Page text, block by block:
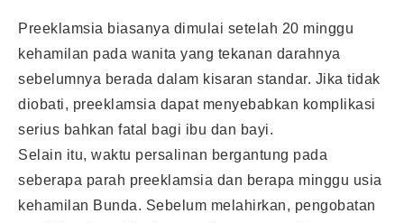
Preeklamsia biasanya dimulai setelah 20 minggu
kehamilan pada wanita yang tekanan darahnya
sebelumnya berada dalam kisaran standar. Jika tidak
diobati, preeklamsia dapat menyebabkan komplikasi
serius bahkan fatal bagi ibu dan bayi.
Selain itu, waktu persalinan bergantung pada
seberapa parah preeklamsia dan berapa minggu usia
kehamilan Bunda. Sebelum melahirkan, pengobatan